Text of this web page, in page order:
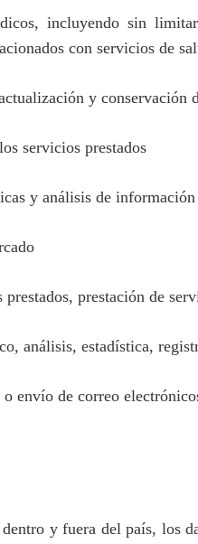
incluyendo sin
con servicios de
y conservación
servicios prestados
y análisis de información
prestación de
análisis, estadística,
envío de correo
y fuera del país, los